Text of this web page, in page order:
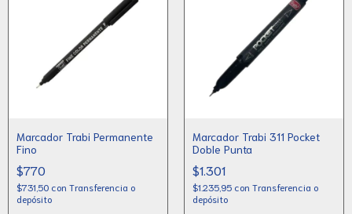
Marcador Trabi Permanente
Fino
$770
$731,50 con Transferencia o
depósito
Marcador Trabi 311 Pocket
Doble Punta
$1.301
$1.235,95 con Transferencia o
depósito